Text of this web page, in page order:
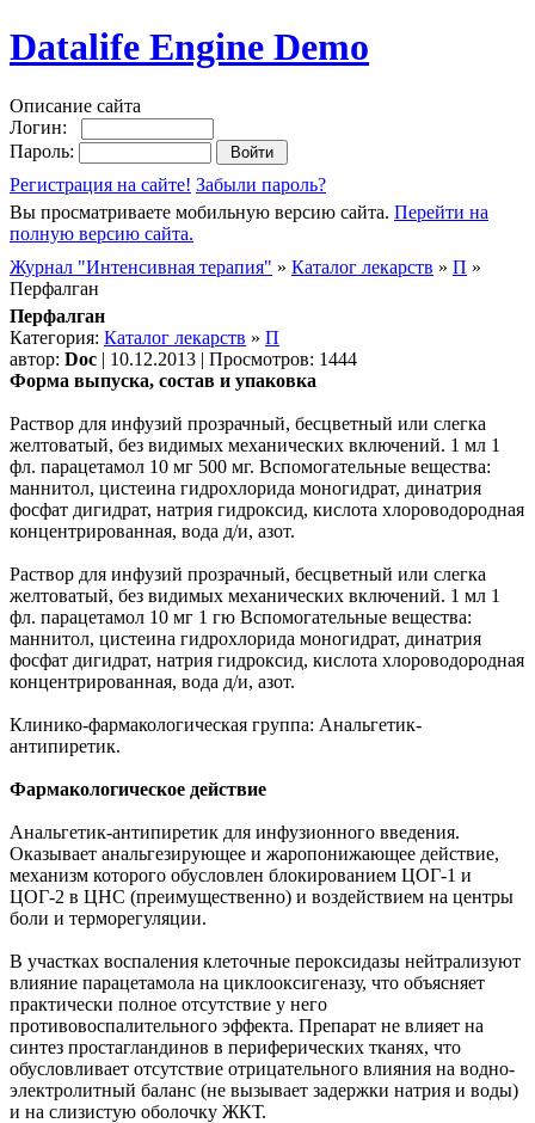
Datalife Engine Demo
Описание сайта
Логин:
Пароль:
Регистрация на сайте! Забыли пароль?
Вы просматриваете мобильную версию сайта. Перейти на
полную версию сайта.
Журнал "Интенсивная терапия" » Каталог лекарств » П »
Перфалган
Перфалган
Категория: Каталог лекарств » П
автор: Doc | 10.12.2013 | Просмотров: 1444
Форма выпуска, состав и упаковка
Раствор для инфузий прозрачный, бесцветный или слегка
желтоватый, без видимых механических включений. 1 мл 1
фл. парацетамол 10 мг 500 мг. Вспомогательные вещества:
маннитол, цистеина гидрохлорида моногидрат, динатрия
фосфат дигидрат, натрия гидроксид, кислота хлороводородная
концентрированная, вода д/и, азот.
Раствор для инфузий прозрачный, бесцветный или слегка
желтоватый, без видимых механических включений. 1 мл 1
фл. парацетамол 10 мг 1 гю Вспомогательные вещества:
маннитол, цистеина гидрохлорида моногидрат, динатрия
фосфат дигидрат, натрия гидроксид, кислота хлороводородная
концентрированная, вода д/и, азот.
Клинико-фармакологическая группа: Анальгетик-
антипиретик.
Фармакологическое действие
Анальгетик-антипиретик для инфузионного введения.
Оказывает анальгезирующее и жаропонижающее действие,
механизм которого обусловлен блокированием ЦОГ-1 и
ЦОГ-2 в ЦНС (преимущественно) и воздействием на центры
боли и терморегуляции.
В участках воспаления клеточные пероксидазы нейтрализуют
влияние парацетамола на циклооксигеназу, что объясняет
практически полное отсутствие у него
противовоспалительного эффекта. Препарат не влияет на
синтез простагландинов в периферических тканях, что
обусловливает отсутствие отрицательного влияния на водно-
электролитный баланс (не вызывает задержки натрия и воды)
и на слизистую оболочку ЖКТ.